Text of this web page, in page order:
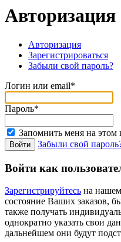
Авторизация
Авторизация
Зарегистрироваться
Забыли свой пароль?
Логин или email*
Пароль*
Запомнить меня на этом
Забыли свой
Войти как
Зарегистрируйтесь на
состояние Ваших заказов,
также получать
однократно указать свои
дальнейшем они будут